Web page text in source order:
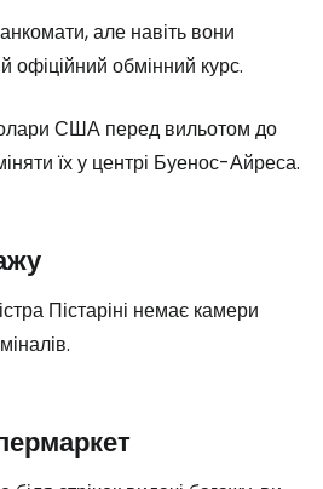
але навіть вони
офіційний обмінний курс.
США перед вильотом до
їх у центрі Буенос-Айреса.
Пістаріні немає камери